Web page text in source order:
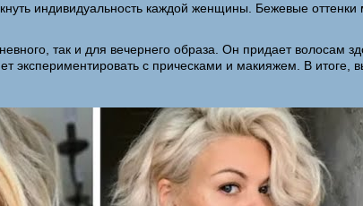
индивидуальность каждой женщины. Бежевые оттенки
так и для вечернего образа. Он придает волосам
экспериментировать с прическами и макияжем. В